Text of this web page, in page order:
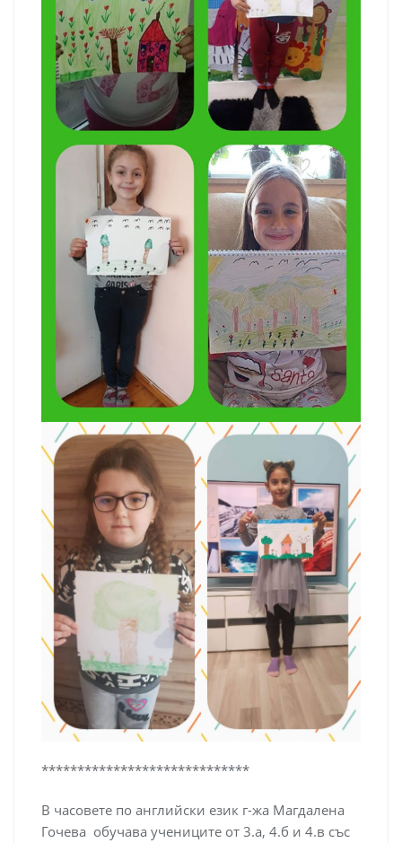
*****************************
В часовете по английски език г-жа Магдалена
Гочева обучава учениците от 3.а, 4.б и 4.в със